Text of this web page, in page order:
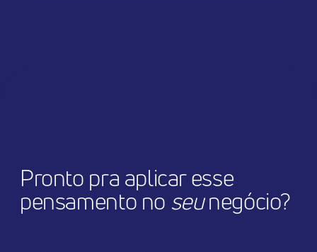
Pronto pra aplicar esse
pensamento no seunegócio?